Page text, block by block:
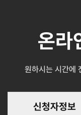
온라
원하시는 시간에
신청자정보